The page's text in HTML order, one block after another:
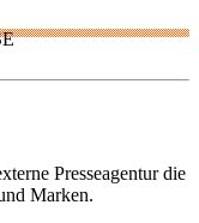
Presseagentur die
Marken.